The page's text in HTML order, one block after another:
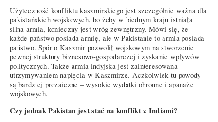
Użyteczność konfliktu kaszmirskiego jest szczególnie ważna dla
pakistańskich wojskowych, bo żeby w biednym kraju istniała
silna armia, konieczny jest wróg zewnętrzny. Mówi się, że
każde państwo posiada armię, ale w Pakistanie to armia posiada
państwo. Spór o Kaszmir pozwolił wojskowym na stworzenie
pewnej struktury biznesowo-gospodarczej i zyskanie wpływów
politycznych. Także armia indyjska jest zainteresowana
utrzymywaniem napięcia w Kaszmirze. Aczkolwiek tu powody
są bardziej prozaiczne – wysokie wydatki obronne i apanaże
wojskowych.
Czy jednak Pakistan jest stać na konflikt z Indiami?